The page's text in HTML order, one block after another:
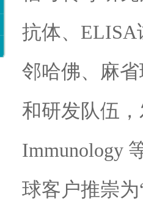
抗体、ELISA
邻哈佛、麻
和研发队伍，
Immunology
球客户推崇